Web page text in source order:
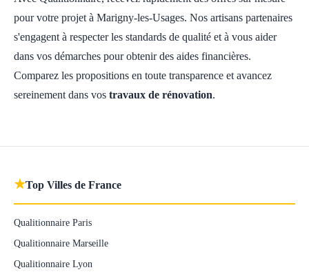
pour votre projet à Marigny-les-Usages. Nos artisans partenaires
s'engagent à respecter les standards de qualité et à vous aider
dans vos démarches pour obtenir des aides financières.
Comparez les propositions en toute transparence et avancez
sereinement dans vos travaux de rénovation.
★Top Villes de France
Qualitionnaire Paris
Qualitionnaire Marseille
Qualitionnaire Lyon